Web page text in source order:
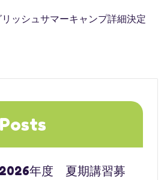
ッシュサマーキャンプ詳細決定
2026年度 夏期講習募